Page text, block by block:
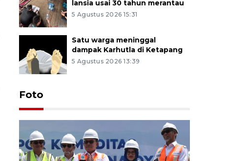
lansia usai 30 tahun merantau
5 Agustus 2026 15:31
Satu warga meninggal
dampak Karhutla di Ketapang
5 Agustus 2026 13:39
Foto